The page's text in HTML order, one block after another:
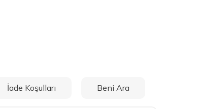
İade Koşulları Beni Ara